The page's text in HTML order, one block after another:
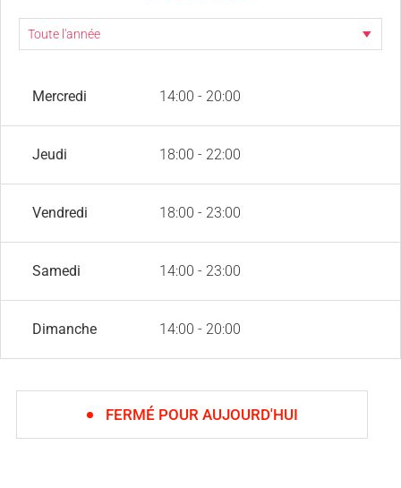
Mercredi 14:00 - 20:00
Jeudi 18:00 - 22:00
Vendredi 18:00 - 23:00
Samedi 14:00 - 23:00
Dimanche 14:00 - 20:00
FERMÉ POUR AUJOURD'HUI